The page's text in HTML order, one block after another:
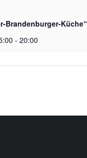
Brandenburger-Küche“
- 20:00